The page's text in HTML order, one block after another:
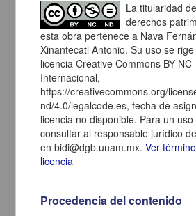
Selectividad de presa y respuesta funcional
semanas) de Moenkhausia sanctaefilomenae
(Pisces:Characidae) utilizando zooplancton
alimento
Gallardo Alanís, Jorge
Biología y Química
La titularidad
derechos
esta obra pertenece a Nava
Xinantecatl Antonio. Su uso se
licencia Creative Commons BY-
Internacional,
https://creativecommons.org/
nd/4.0/legalcode.es, fecha de
licencia no disponible. Para un
consultar al responsable jurídico
en bidi@dgb.unam.mx.Ver
licencia
Procedencia del contenido